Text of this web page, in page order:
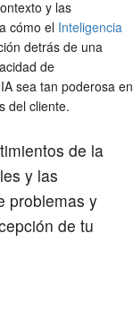
y las
cómo el Inteligencia
detrás de una
de
sea tan poderosa en
del cliente.
de la
y las
problemas y
de tu